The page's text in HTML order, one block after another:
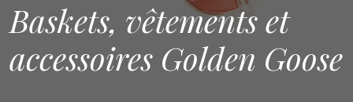
Baskets, vêtements et
accessoires Golden Goose